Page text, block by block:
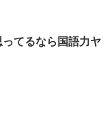
てるなら国語力ヤ